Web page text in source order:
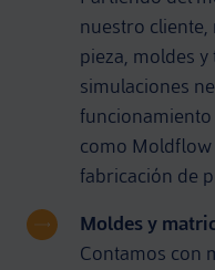
nuestro cliente,
pieza, moldes
simulaciones
como
fabricación de
Moldes y
Contamos con